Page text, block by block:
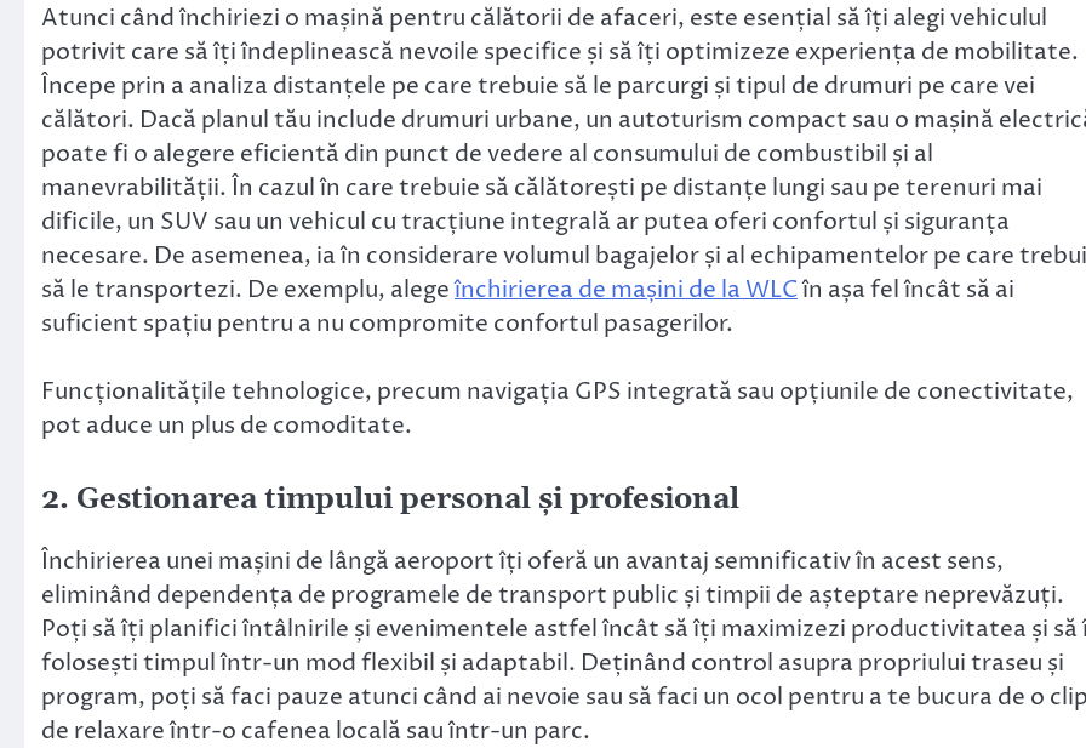
Atunci când închiriezi o mașină pentru călătorii de afaceri, este esențial să îți alegi vehiculul
potrivit care să îți îndeplinească nevoile specifice și să îți optimizeze experiența de mobilitate.
Începe prin a analiza distanțele pe care trebuie să le parcurgi și tipul de drumuri pe care vei
călători. Dacă planul tău include drumuri urbane, un autoturism compact sau o mașină
poate fi o alegere eficientă din punct de vedere al consumului de combustibil și al
manevrabilității. În cazul în care trebuie să călătorești pe distanțe lungi sau pe terenuri mai
dificile, un SUV sau un vehicul cu tracțiune integrală ar putea oferi confortul și siguranța
necesare. De asemenea, ia în considerare volumul bagajelor și al echipamentelor pe care
să le transportezi. De exemplu, alegeînchirierea de mașini de la WLCîn așa fel încât să ai
suficient spațiu pentru a nu compromite confortul pasagerilor.
Funcționalitățile tehnologice, precum navigația GPS integrată sau opțiunile de conectivitate,
pot aduce un plus de comoditate.
2. Gestionarea timpului personal și profesional
Închirierea unei mașini de lângă aeroport îți oferă un avantaj semnificativ în acest sens,
eliminând dependența de programele de transport public și timpii de așteptare neprevăzuți.
Poți să îți planifici întâlnirile și evenimentele astfel încât să îți maximizezi productivitatea și să
folosești timpul într-un mod flexibil și adaptabil. Deținând control asupra propriului traseu și
program, poți să faci pauze atunci când ai nevoie sau să faci un ocol pentru a te bucura de o
de relaxare într-o cafenea locală sau într-un parc.